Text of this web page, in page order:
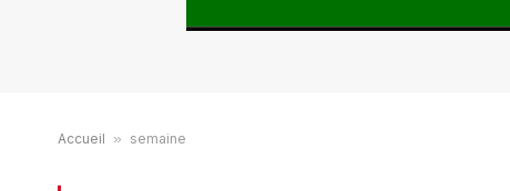
Accueil » semaine